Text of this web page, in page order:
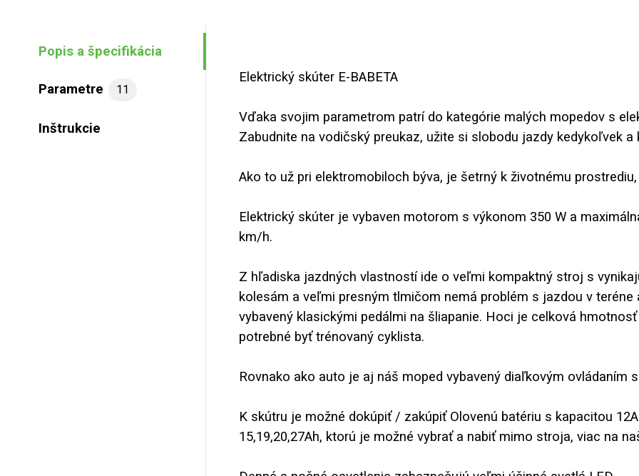
Popis a špecifikácia
Parametre 11
Inštrukcie
Elektrický skúter E-BABETA
Vďaka svojim parametrom patrí do kategórie malých mopedov s
Zabudnite na vodičský preukaz, užite si slobodu jazdy kedykoľvek
Ako to už pri elektromobiloch býva, je šetrný k životnému
Elektrický skúter je vybaven motorom s výkonom 350 W a
km/h.
Z hľadiska jazdných vlastností ide o veľmi kompaktný stroj s
kolesám a veľmi presným tlmičom nemá problém s jazdou v
vybavený klasickými pedálmi na šliapanie. Hoci je celková
potrebné byť trénovaný cyklista.
Rovnako ako auto je aj náš moped vybavený diaľkovým ovládaním
K skútru je možné dokúpiť / zakúpiť Olovenú batériu s kapacitou
15,19,20,27Ah, ktorú je možné vybrať a nabiť mimo stroja, viac na